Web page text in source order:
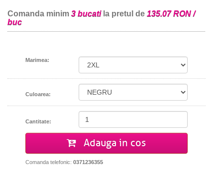
Comanda minim 3 bucatila pretul de 135.07 RON /
buc
Marimea:
Culoarea:
Cantitate:
Adauga in cos
Comanda telefonic: 0371236355